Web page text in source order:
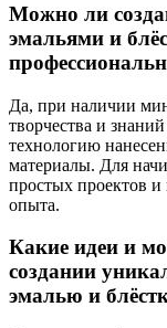
Можно ли
эмальями и
Да, при наличии
творчества и
технологию
материалы. Для
простых проектов и
опыта.
Какие идеи и
создании
эмалью и